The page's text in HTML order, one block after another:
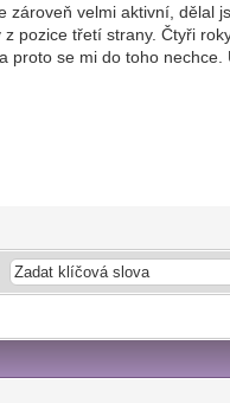
velmi aktivní, dělal
pozice třetí strany. Čtyři
proto se mi do toho nechce.